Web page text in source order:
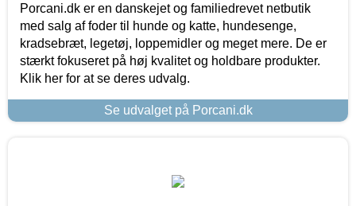
Porcani.dk er en danskejet og familiedrevet netbutik
med salg af foder til hunde og katte, hundesenge,
kradsebræt, legetøj, loppemidler og meget mere. De er
stærkt fokuseret på høj kvalitet og holdbare produkter.
Klik her for at se deres udvalg.
Se udvalget på Porcani.dk